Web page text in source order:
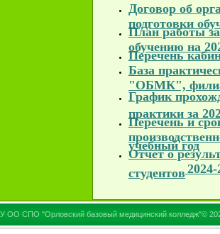
Договор об
подготовки
План работы
обучению на
Перечень
База
"ОБМК",
График
практики за
Перечень и
учебный год
Отчет о
студентов 2024-
ОО СПО "Орловский базовый медицинский колледж"©